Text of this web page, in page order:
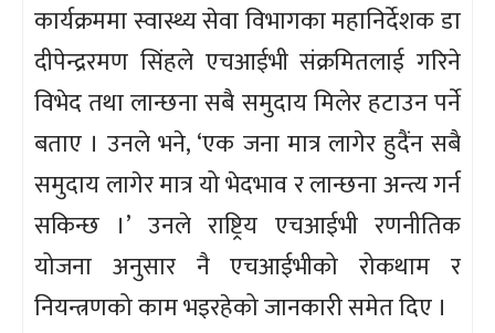
कार्यक्रममा स्वास्थ्य सेवा विभागका महानिर्देशक डा
दीपेन्द्ररमण सिंहले एचआईभी संक्रमितलाई गरिने
विभेद तथा लान्छना सबै समुदाय मिलेर हटाउन पर्ने
बताए । उनले भने, ‘एक जना मात्र लागेर हुदैंन सबै
समुदाय लागेर मात्र यो भेदभाव र लान्छना अन्त्य गर्न
सकिन्छ ।’ उनले राष्ट्रिय एचआईभी रणनीतिक
योजना अनुसार नै एचआईभीको रोकथाम र
नियन्त्रणको काम भइरहेको जानकारी समेत दिए ।